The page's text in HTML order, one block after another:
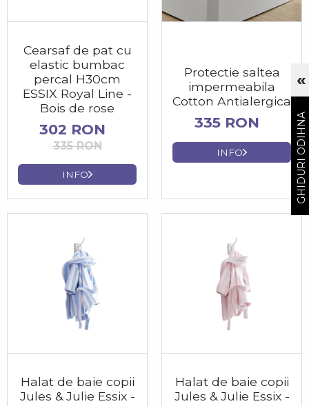
Cearsaf de pat cu
elastic bumbac
percal H30cm
ESSIX Royal Line -
Bois de rose
302 RON
335 RON
INFO
Protectie saltea
impermeabila
Cotton Antialergica
335 RON
INFO
Halat de baie copii
Jules & Julie Essix -
Halat de baie copii
Jules & Julie Essix -
«
GHIDURI ODIHNA